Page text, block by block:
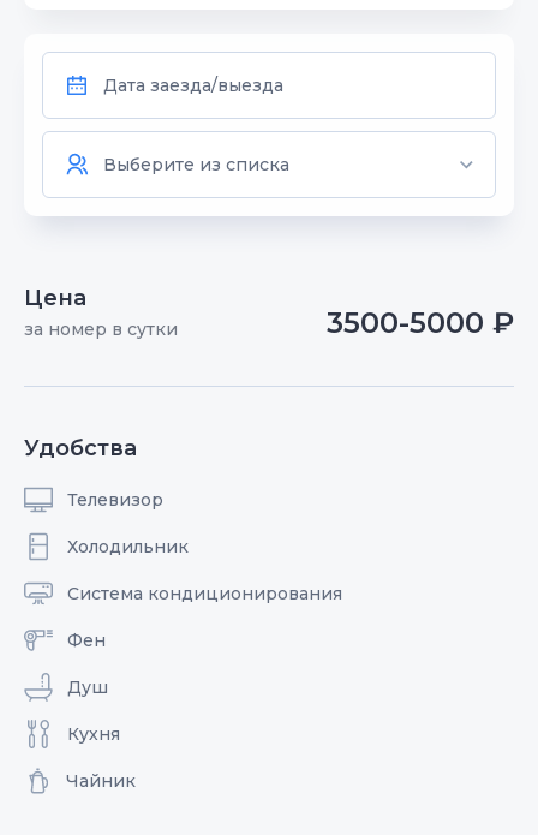
Цена
за номер в сутки 3500-5000 ₽
Удобства
Телевизор
Холодильник
Система кондиционирования
Фен
Душ
Кухня
Чайник